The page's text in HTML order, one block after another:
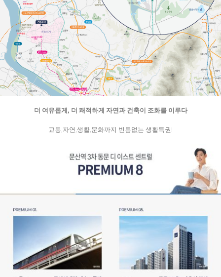
더 여유롭게, 더 쾌적하게 자연과 건축이 조화를 이루다
교통,자연,생활,문화까지 빈틈없는 생활특권!